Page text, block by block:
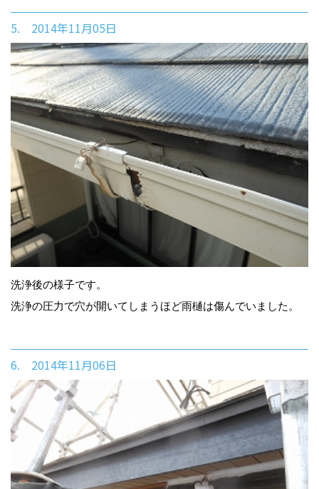
5. 2014年11月05日
洗浄後の様子です。
洗浄の圧力で穴が開いてしまうほど雨樋は傷んでいました。
6. 2014年11月06日